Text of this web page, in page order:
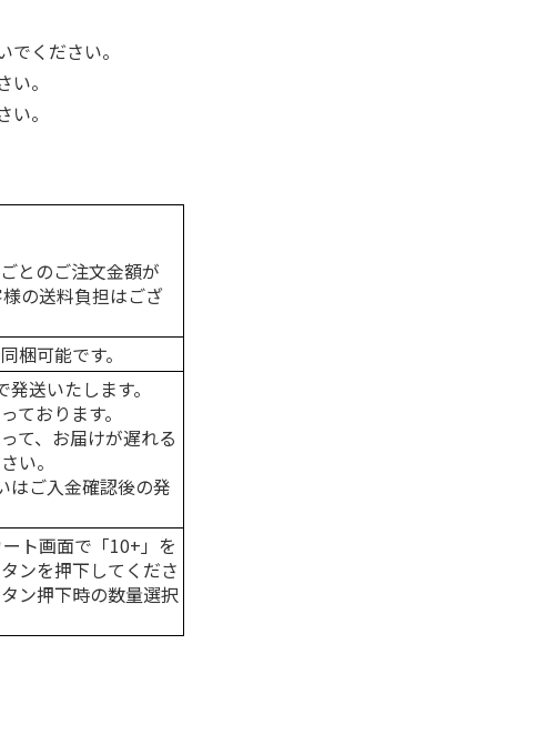
ください。
。
。
とのご注文金額が
の送料負担はござ
梱可能です。
送いたします。
おります。
て、お届けが遅れる
い。
はご入金確認後の発
ト画面で「10+」を
ンを押下してくださ
ン押下時の数量選択